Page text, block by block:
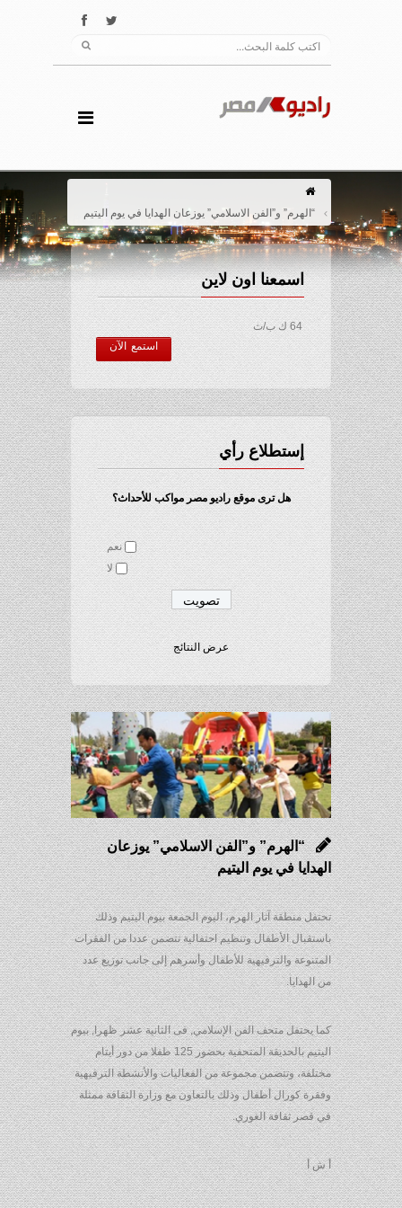
“الهرم” و”الفن الاسلامي” يوزعان الهدايا في يوم اليتيم
اسمعنا اون لاين
64 ك ب/ث
استمع الآن
إستطلاع رأي
هل ترى موقع راديو مصر مواكب للأحداث؟
نعم
لا
عرض النتائج
“الهرم” و”الفن الاسلامي” يوزعان
الهدايا في يوم اليتيم
تحتفل منطقة آثار الهرم، اليوم الجمعة بيوم اليتيم وذلك
باستقبال الأطفال وتنظيم احتفالية تتضمن عددا من الفقرات
المتنوعة والترفيهية للأطفال وأسرهم إلى جانب توزيع عدد
من الهدايا.
كما يحتفل متحف الفن الإسلامي, فى الثانية عشر ظهرا, بيوم
اليتيم بالحديقة المتحفية بحضور 125 طفلا من دور أيتام
مختلفة، وتتضمن مجموعة من الفعاليات والأنشطة الترفيهية
وفقرة كورال أطفال وذلك بالتعاون مع وزارة الثقافة ممثلة
في قصر ثقافة الغوري.
أ ش أ